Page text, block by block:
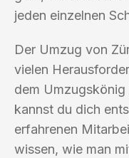
jeden einzelnen
Der Umzug von
vielen
dem Umzugskönig
kannst du dich
erfahrenen
wissen, wie man